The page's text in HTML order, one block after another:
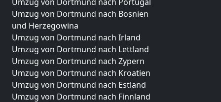
Umzug von Dortmund nach Bosnien
und Herzegowina
Umzug von Dortmund nach Irland
Umzug von Dortmund nach Lettland
Umzug von Dortmund nach Zypern
Umzug von Dortmund nach Kroatien
Umzug von Dortmund nach Estland
Umzug von Dortmund nach Finnland